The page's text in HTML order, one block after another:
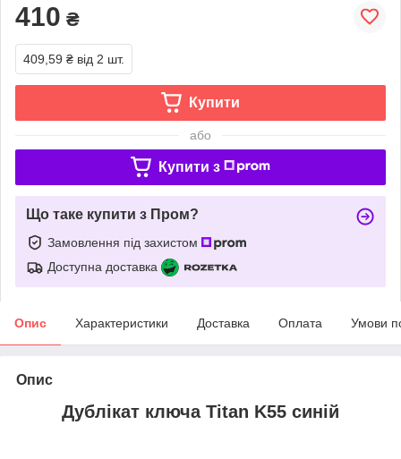
410 ₴
409,59 ₴ від 2 шт.
Купити
або
Купити з
Що таке купити з Пром?
Замовлення під захистом
Доступна доставка
Опис Характеристики Доставка Оплата Умови
Опис
Дублікат ключа Titan K55 синій